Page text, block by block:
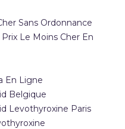
Sans Ordonnance
Le Moins Cher En
En Ligne
Belgique
Levothyroxine Paris